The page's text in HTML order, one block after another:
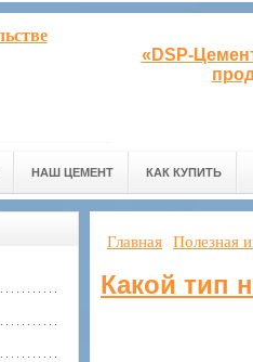
«DSP-
НАШ ЦЕМЕНТ КАК КУПИТЬ
Главная Полезная
Какой тип